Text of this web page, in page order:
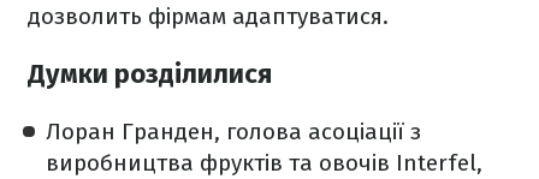
дозволить фірмам адаптуватися.
Думки розділилися
Лоран Гранден, голова асоціації з
виробництва фруктів та овочів Interfel,